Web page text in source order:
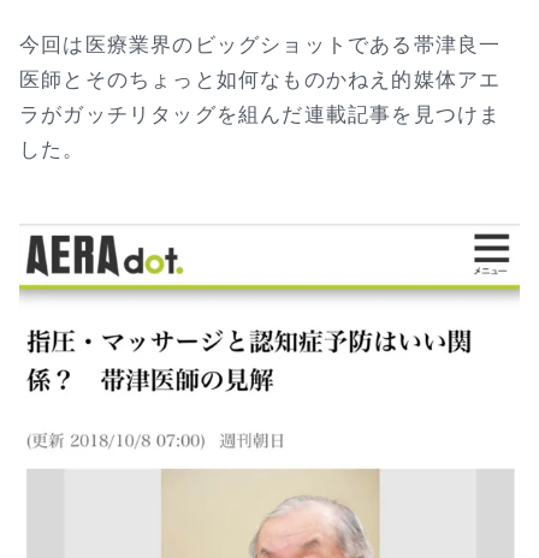
今回は医療業界のビッグショットである帯津良一
医師とそのちょっと如何なものかねえ的媒体アエ
ラがガッチリタッグを組んだ連載記事を見つけま
した。